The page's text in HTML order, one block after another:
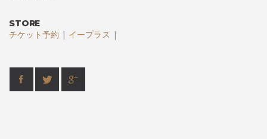
STORE
チケット予約 | イープラス |